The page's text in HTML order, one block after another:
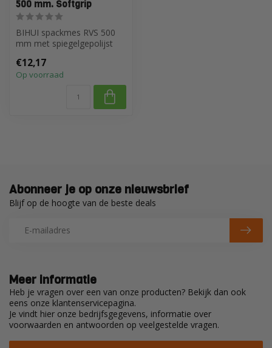
500 mm. Softgrip
BIHUI spackmes RVS 500
mm met spiegelgepolijst
afmessen...
€12,17
Op voorraad
Meer informatie
Heb je vragen over een van onze producten? Bekijk dan ook
eens onze klantenservicepagina.
Je vindt hier onze bedrijfsgegevens, informatie over
voorwaarden en antwoorden op veelgestelde vragen.
Abonneer je op onze nieuwsbrief
Blijf op de hoogte van de beste deals